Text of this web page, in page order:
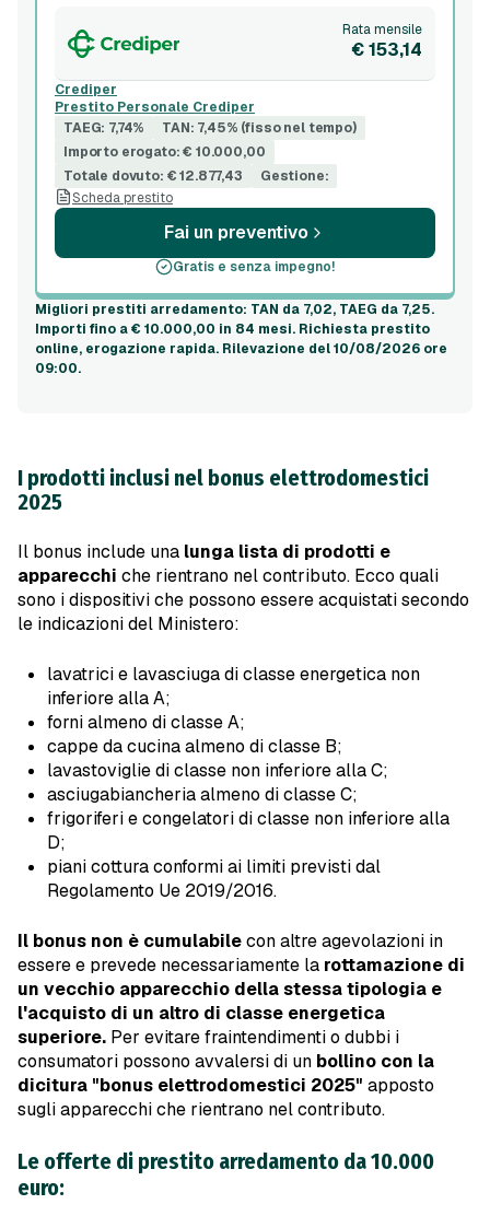
Rata mensile
€ 153,14
Crediper
Prestito Personale Crediper
TAEG: 7,74%
TAN: 7,45% (fisso nel tempo)
Importo erogato: € 10.000,00
Totale dovuto: € 12.877,43
Gestione:
Scheda prestito
Fai un preventivo
Gratis e senza impegno!
Migliori prestiti arredamento: TAN da 7,02, TAEG da 7,25.
Importi fino a€ 10.000,00 in 84 mesi. Richiesta prestito
online, erogazione rapida. Rilevazione del 10/08/2026 ore
09:00.
I prodotti inclusi nel bonus elettrodomestici
2025
Il bonus include una lunga lista di prodotti e
apparecchi che rientrano nel contributo. Ecco quali
sono i dispositivi che possono essere acquistati secondo
le indicazioni del Ministero:
lavatrici e lavasciuga di classe energetica non
inferiore alla A;
forni almeno di classe A;
cappe da cucina almeno di classe B;
lavastoviglie di classe non inferiore alla C;
asciugabiancheria almeno di classe C;
frigoriferi e congelatori di classe non inferiore alla
D;
piani cottura conformi ai limiti previsti dal
Regolamento Ue 2019/2016.
Il bonus non è cumulabilecon altre agevolazioni in
essere e prevede necessariamente la rottamazione di
un vecchio apparecchio della stessa tipologia e
l'acquisto di un altro di classe energetica
superiore. Per evitare fraintendimenti o dubbi i
consumatori possono avvalersi di un bollino con la
dicitura "bonus elettrodomestici 2025" apposto
sugli apparecchi che rientrano nel contributo.
Le offerte di prestito arredamento da 10.000
euro: